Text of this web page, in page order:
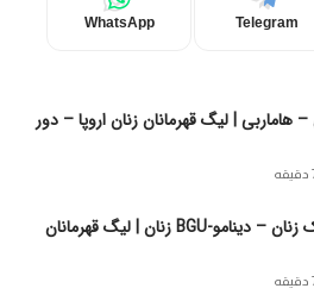
Telegram
WhatsApp
| لیگ قهرمانان زنان اروپا – دور
پیش‌بینی و تحلیل بریدا بلیک زنان – دینامو-BGU زنان | لیگ قهرمانان